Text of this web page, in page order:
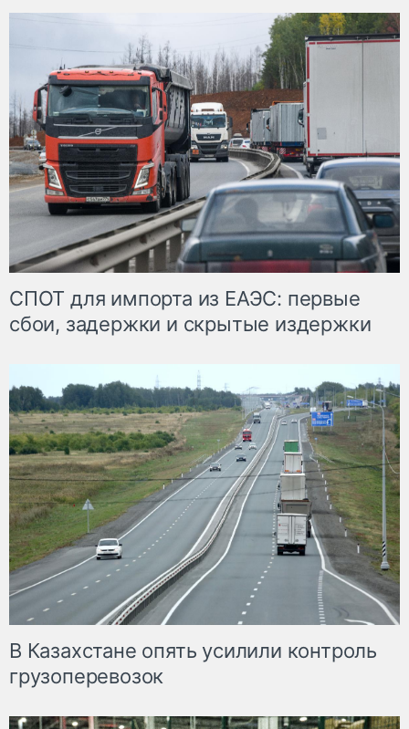
СПОТ для импорта из ЕАЭС: первые
сбои, задержки и скрытые издержки
В Казахстане опять усилили контроль
грузоперевозок